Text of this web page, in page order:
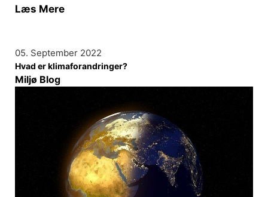
Læs Mere
05. September 2022
Hvad er klimaforandringer?
Miljø Blog